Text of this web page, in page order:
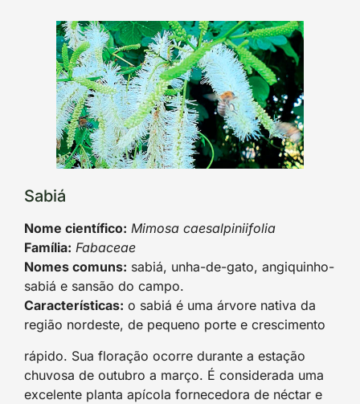
Sabiá
Nome científico: Mimosa caesalpiniifolia
Família: Fabaceae
Nomes comuns: sabiá, unha-de-gato, angiquinho-
sabiá e sansão do campo.
Características: o sabiá é uma árvore nativa da
região nordeste, de pequeno porte e crescimento
rápido. Sua floração ocorre durante a estação
chuvosa de outubro a março. É considerada uma
excelente planta apícola fornecedora de néctar e